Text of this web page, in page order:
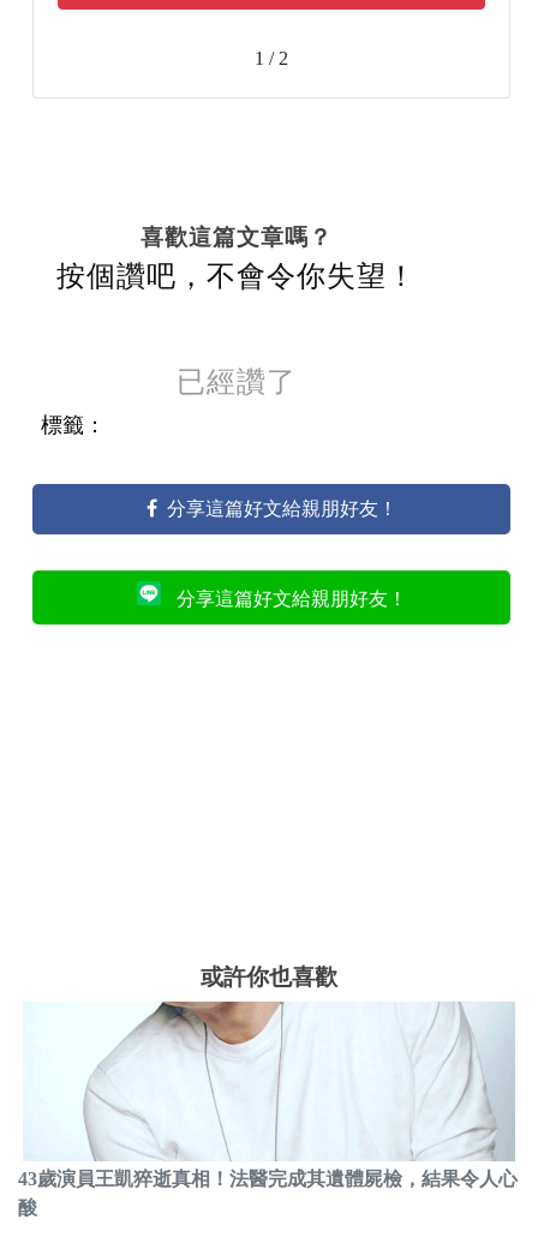
1 / 2
喜歡這篇文章嗎？
按個讚吧，不會令你失望！
已經讚了
標籤：
分享這篇好文給親朋好友！
分享這篇好文給親朋好友！
或許你也喜歡
43歲演員王凱猝逝真相！法醫完成其遺體屍檢，結果令人心
酸